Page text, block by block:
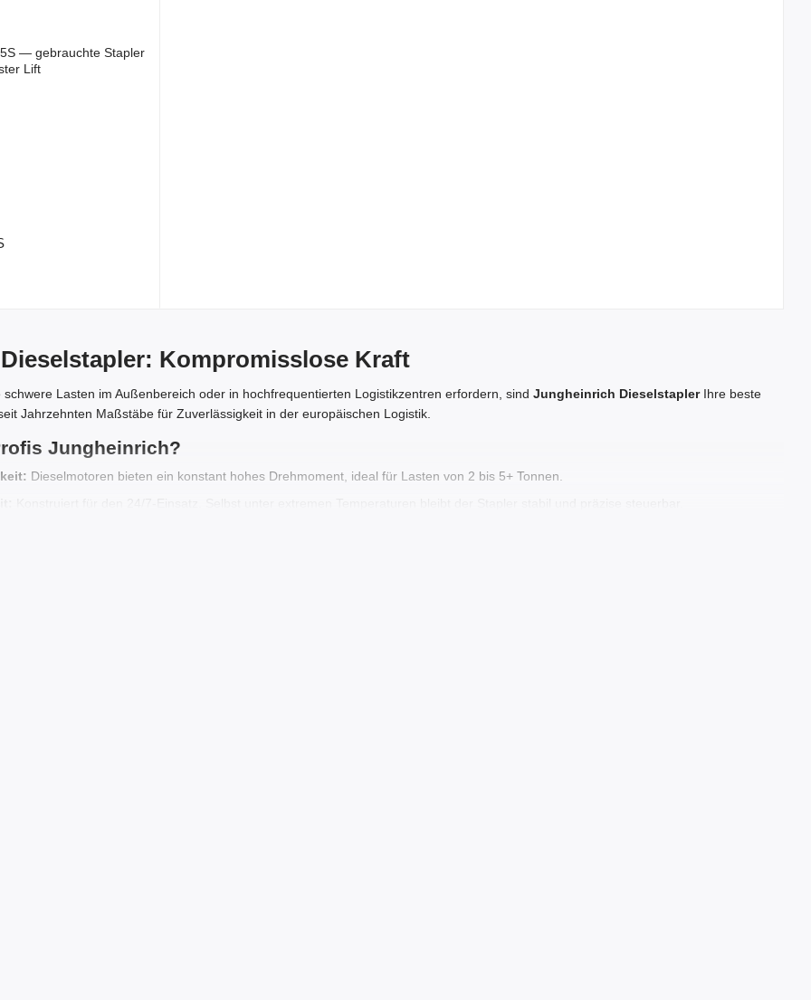
Kompromisslose Kraft
Lasten im Außenbereich oder in hochfrequentierten Logistikzentren erfordern, sind Jungheinrich DieselstaplerIhre beste
Jahrzehnten Maßstäbe für Zuverlässigkeit in der europäischen Logistik.
Jungheinrich?
Dieselmotoren bieten ein konstant hohes Drehmoment, ideal für Lasten von 2 bis 5+ Tonnen.